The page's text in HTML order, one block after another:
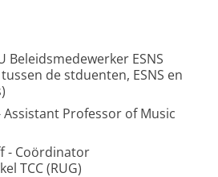
Beleidsmedewerker ESNS
de stduenten, ESNS en
Assistant Professor of Music
- Coördinator
TCC (RUG)